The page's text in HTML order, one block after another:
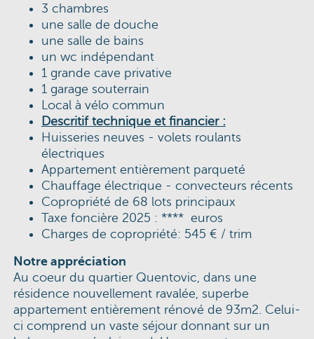
3 chambres
une salle de douche
une salle de bains
un wc indépendant
1 grande cave privative
1 garage souterrain
Local à vélo commun
Descritif technique et financier :
Huisseries neuves - volets roulants
électriques
Appartement entièrement parqueté
Chauffage électrique - convecteurs récents
Copropriété de 68 lots principaux
Taxe foncière 2025 : **** euros
Charges de copropriété: 545 € / trim
Notre appréciation
Au coeur du quartier Quentovic, dans une
résidence nouvellement ravalée, superbe
appartement entièrement rénové de 93m2. Celui-
ci comprend un vaste séjour donnant sur un